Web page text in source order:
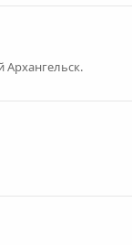
Архангельск.